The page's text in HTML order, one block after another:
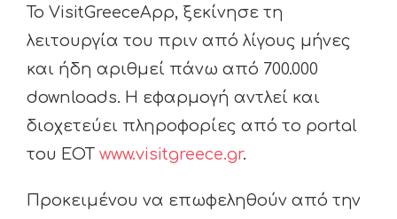
Το VisitGreeceApp, ξεκίνησε τη
λειτουργία του πριν από λίγους μήνες
και ήδη αριθμεί πάνω από 700.000
downloads. Η εφαρμογή αντλεί και
διοχετεύει πληροφορίες από το portal
του ΕΟΤ www.visitgreece.gr.
Προκειμένου να επωφεληθούν από την